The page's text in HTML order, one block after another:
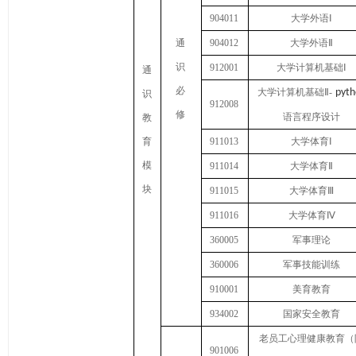
通
识
教
育
模
块
通
识
必
修
904011 大学外语
904012 大学外语
912001 大学计算机基础
912008
大学计算机基础 Ⅱ-
语言程序设计
911013 大学体育
911014 大学体育
911015 大学体育
911016 大学体育 Ⅳ
360005 军事理论
360006 军事技能训练
910001 美育教育
934002 国家安全教育
901006
老员工心理健康教育